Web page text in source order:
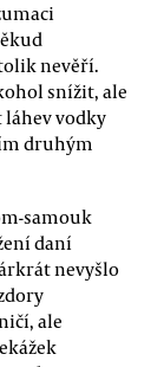
nevěří.
snížit, ale
vodky
druhým
samouk
daní
nevyšlo
ale